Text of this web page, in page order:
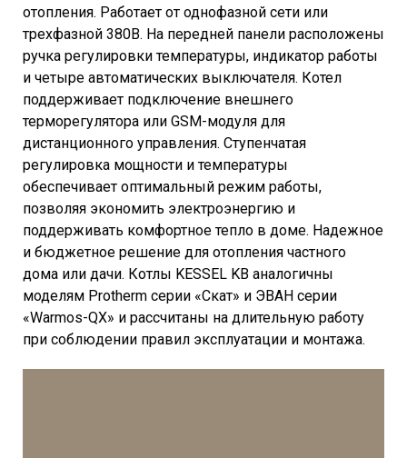
отопления. Работает от однофазной сети или
трехфазной 380В. На передней панели расположены
ручка регулировки температуры, индикатор работы
и четыре автоматических выключателя. Котел
поддерживает подключение внешнего
терморегулятора или GSM-модуля для
дистанционного управления. Ступенчатая
регулировка мощности и температуры
обеспечивает оптимальный режим работы,
позволяя экономить электроэнергию и
поддерживать комфортное тепло в доме. Надежное
и бюджетное решение для отопления частного
дома или дачи. Котлы KESSEL KB аналогичны
моделям Protherm серии «Скат» и ЭВАН серии
«Warmos-QX» и рассчитаны на длительную работу
при соблюдении правил эксплуатации и монтажа.